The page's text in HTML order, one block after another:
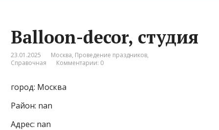
Balloon-decor, студия
23.01.2025 Москва, Проведение праздников,
Справочная
Комментарии: 0
город: Москва
Район: nan
Адрес: nan